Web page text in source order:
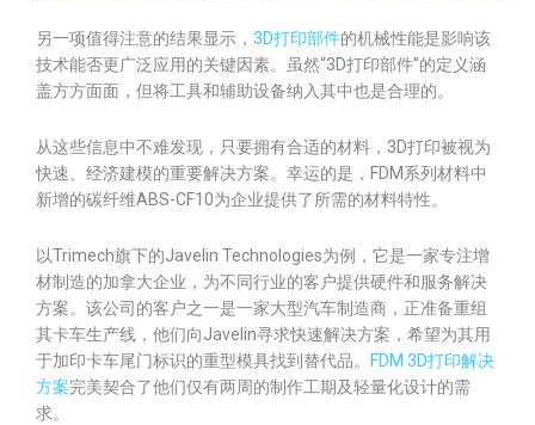
另一项值得注意的结果显示， 3D打印部件的机械性能是影响该
技术能否更广泛应用的关键因素。虽然“3D打印部件”的定义涵
盖方方面面，但将工具和辅助设备纳入其中也是合理的。
从这些信息中不难发现，只要拥有合适的材料，3D打印被视为
快速、经济建模的重要解决方案。幸运的是，FDM系列材料中
新增的碳纤维ABS-CF10为企业提供了所需的材料特性。
以Trimech旗下的Javelin Technologies为例，它是一家专注增
材制造的加拿大企业，为不同行业的客户提供硬件和服务解决
方案。该公司的客户之一是一家大型汽车制造商，正准备重组
其卡车生产线，他们向Javelin寻求快速解决方案，希望为其用
于加印卡车尾门标识的重型模具找到替代品。
FDM 3D打印解决
方案完美契合了他们仅有两周的制作工期及轻量化设计的需
求。